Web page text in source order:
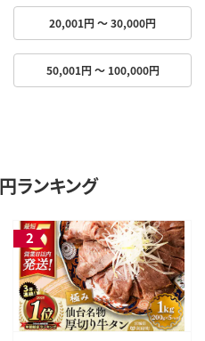
20,001円 ～ 30,000円
50,001円 ～ 100,000円
ランキング
2